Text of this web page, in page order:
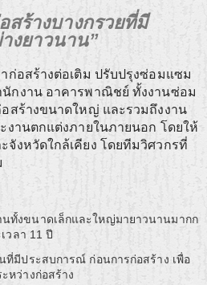
สร้างบางกรวยที่มี
งยาวนาน”
ก่อสร้างต่อเติม ปรับปรุงซ่อมแซม
กงาน อาคารพาณิชย์ ทั้งงานซ่อม
สร้างขนาดใหญ่ และรวมถึงงาน
งานตกแต่งภายในภายนอก โดยให้
จังหวัดใกล้เคียง โดยทีมวิศวกรที่
ทั้งขนาดเล็กและใหญ่มายาวนานมากก
วลา 11 ปี
ที่มีประสบการณ์ ก่อนการก่อสร้าง เพื่อ
หว่างก่อสร้าง